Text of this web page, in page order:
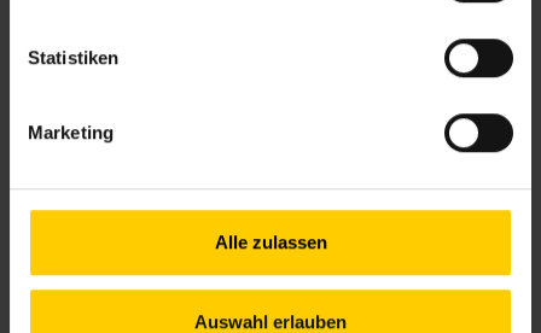
Statistiken
Marketing
Alle zulassen
Auswahl erlauben
Nachbarschaftszentren
Anfahrt
10.00–12.00 & 13.00–16.00 Uhr